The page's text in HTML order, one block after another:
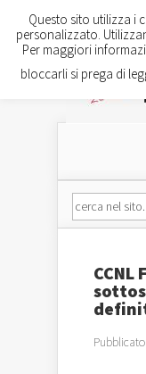
Questo sito utilizza i
personalizzato.
Per maggiori
bloccarli si prega di